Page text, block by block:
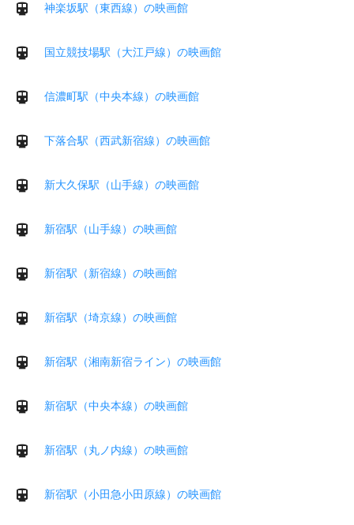
神楽坂駅（東西線）の映画館
国立競技場駅（大江戸線）の映画館
信濃町駅（中央本線）の映画館
下落合駅（西武新宿線）の映画館
新大久保駅（山手線）の映画館
新宿駅（山手線）の映画館
新宿駅（新宿線）の映画館
新宿駅（埼京線）の映画館
新宿駅（湘南新宿ライン）の映画館
新宿駅（中央本線）の映画館
新宿駅（丸ノ内線）の映画館
新宿駅（小田急小田原線）の映画館